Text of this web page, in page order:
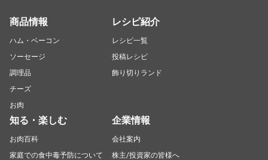
商品情報
ハム・ベーコン
ソーセージ
調理品
チーズ
お肉
レシピ紹介
レシピ一覧
投稿レシピ
飾り切りランド
知る・楽しむ
お肉百科
家庭での食中毒予防について
企業情報
会社案内
株主/投資家の皆様へ